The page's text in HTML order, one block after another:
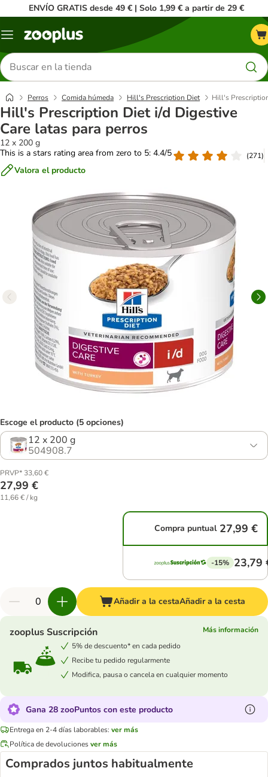
ENVÍO GRATIS desde 49 € | Solo 1,99 € a partir de 29 €
Menú
Buscar
productos
Perros Comida húmeda Hill's Prescription Diet Hill's
Hill's Prescription Diet i/d Digestive
Care latas para perros
12 x 200 g
This is a stars rating area from zero to 5: 4.4/5
(271)
Valora el producto
Escoge el producto (5 opciones)
12 x 200 g
504908.7
PRVP* 33,60 €
27,99 €
11,66 € / kg
Compra puntual 27,99 €
-15% 23,79
Añadir a la cestaAñadir a la cesta
zooplus Suscripción
Más información
5% de descuento* en cada pedido
Recibe tu pedido regularmente
Modifica, pausa o cancela en cualquier momento
Gana 28 zooPuntos con este producto
Entrega en 2-4 días laborables: ver más
Política de devolucionesver más
Comprados juntos habitualmente